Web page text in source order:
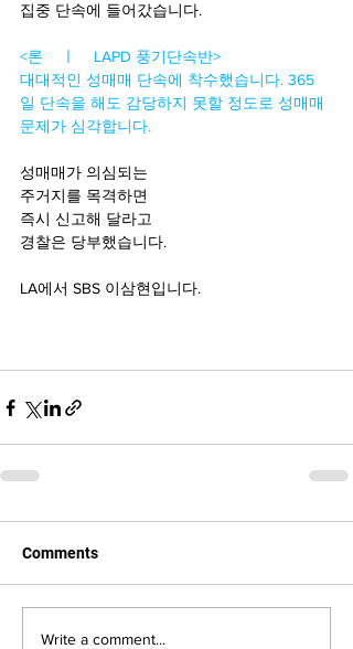
집중 단속에 들어갔습니다.
<론    ㅣ    LAPD 풍기단속반>
대대적인 성매매 단속에 착수했습니다. 365
일 단속을 해도 감당하지 못할 정도로 성매매
문제가 심각합니다.
성매매가 의심되는
주거지를 목격하면
즉시 신고해 달라고
경찰은 당부했습니다.
LA에서 SBS 이삼현입니다.
Comments
Write a comment...